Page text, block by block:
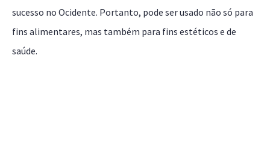
sucesso no Ocidente. Portanto, pode ser usado não só para
fins alimentares, mas também para fins estéticos e de
saúde.